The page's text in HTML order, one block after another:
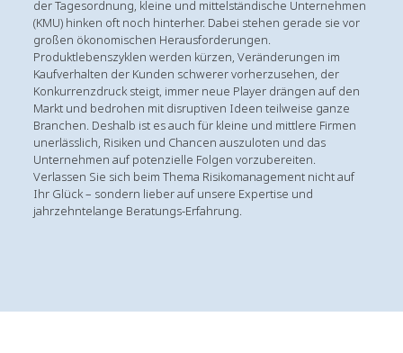
der Tagesordnung, kleine und mittelständische Unternehmen
(KMU) hinken oft noch hinterher. Dabei stehen gerade sie vor
großen ökonomischen Herausforderungen.
Produktlebenszyklen werden kürzen, Veränderungen im
Kaufverhalten der Kunden schwerer vorherzusehen, der
Konkurrenzdruck steigt, immer neue Player drängen auf den
Markt und bedrohen mit disruptiven Ideen teilweise ganze
Branchen. Deshalb ist es auch für kleine und mittlere Firmen
unerlässlich, Risiken und Chancen auszuloten und das
Unternehmen auf potenzielle Folgen vorzubereiten.
Verlassen Sie sich beim Thema Risikomanagement nicht auf
Ihr Glück – sondern lieber auf unsere Expertise und
jahrzehntelange Beratungs-Erfahrung.